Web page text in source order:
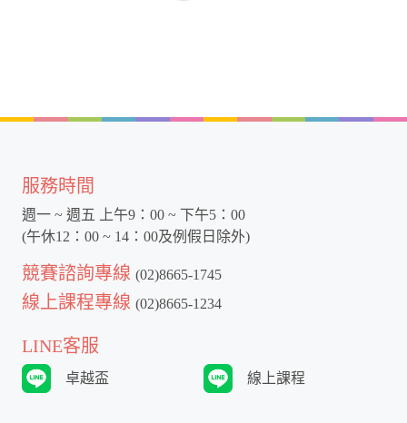
服務時間
週一 ~ 週五 上午9：00 ~ 下午5：00
(午休12：00 ~ 14：00及例假日除外)
競賽諮詢專線 (02)8665-1745
線上課程專線 (02)8665-1234
LINE客服
卓越盃 線上課程